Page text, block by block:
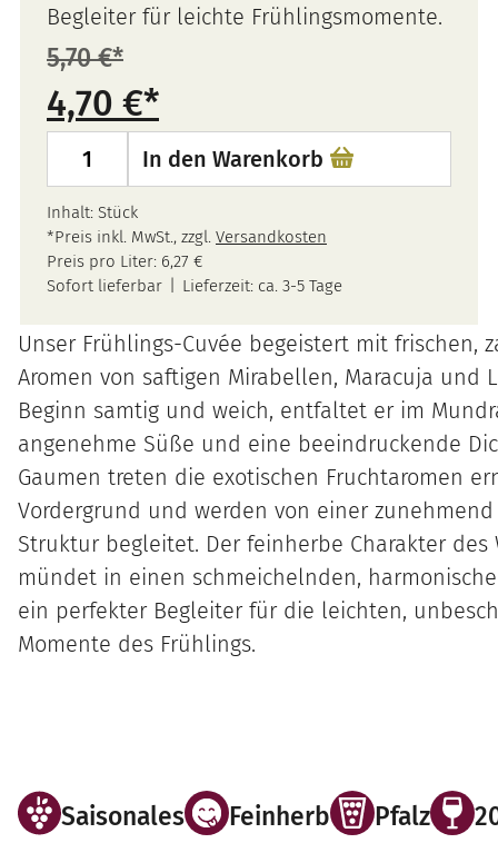
Begleiter für leichte Frühlingsmomente.
5,70€
Ursprünglicher
Preis
war:
5,70 €
4,70 € Aktueller
Preis
ist:
4,70 €.
2025
Pfalz
Weißwein
„Frühlings-
Cuvée“
Menge
In den Warenkorb
Inhalt: Stück
*Preis inkl. MwSt., zzgl. Versandkosten
Preis pro Liter: 6,27 €
Sofort lieferbar
Lieferzeit: ca. 3-5 Tage
Unser Frühlings-Cuvée begeistert mit frischen,
Aromen von saftigen Mirabellen, Maracuja und
Beginn samtig und weich, entfaltet er im
angenehme Süße und eine beeindruckende
Gaumen treten die exotischen Fruchtaromen
Vordergrund und werden von einer
Struktur begleitet. Der feinherbe Charakter des
mündet in einen schmeichelnden,
ein perfekter Begleiter für die leichten,
Momente des Frühlings.
Saisonales Feinherb Pfalz